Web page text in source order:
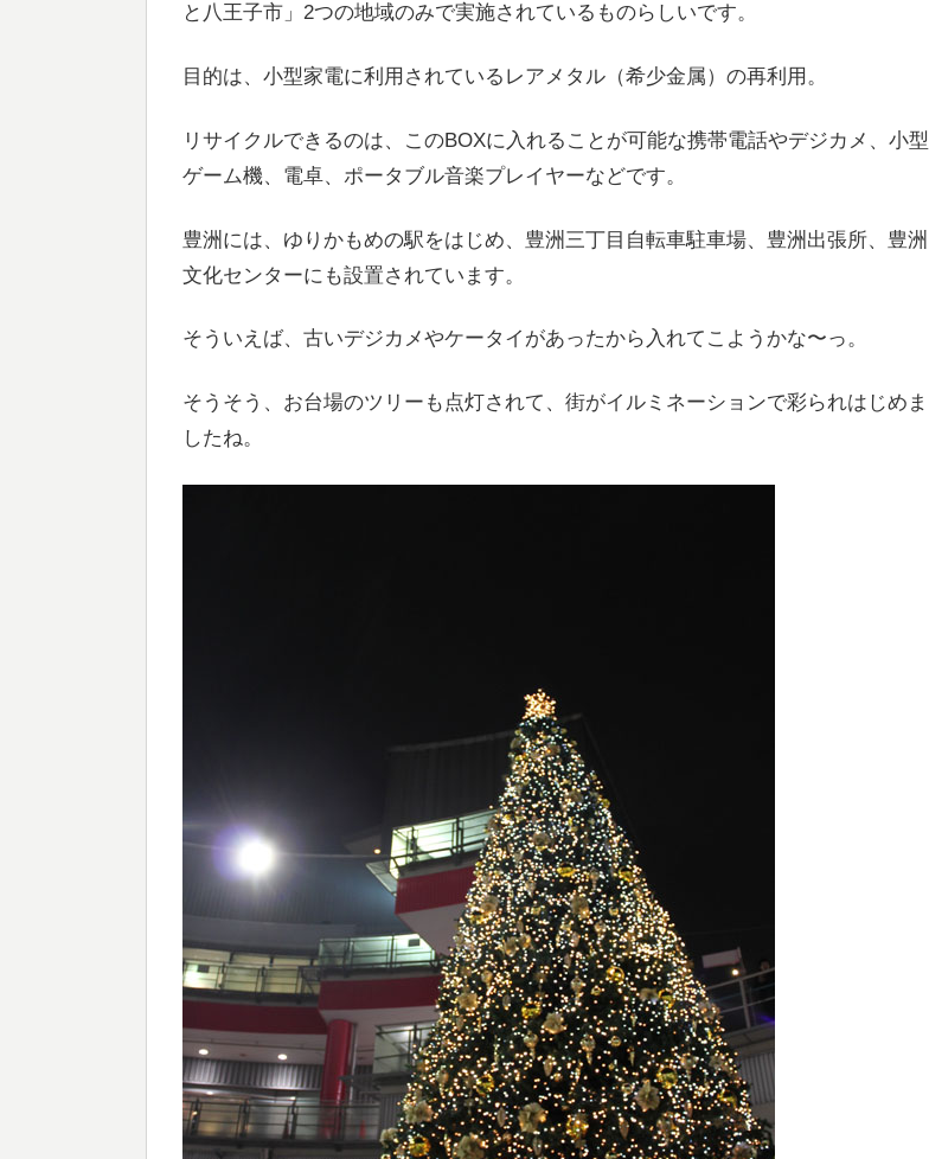
と八王子市」2つの地域のみで実施されているものらしいです。
目的は、小型家電に利用されているレアメタル（希少金属）の再利用。
リサイクルできるのは、このBOXに入れることが可能な携帯電話やデジカメ、小型
ゲーム機、電卓、ポータブル音楽プレイヤーなどです。
豊洲には、ゆりかもめの駅をはじめ、豊洲三丁目自転車駐車場、豊洲出張所、豊洲
文化センターにも設置されています。
そういえば、古いデジカメやケータイがあったから入れてこようかな〜っ。
そうそう、お台場のツリーも点灯されて、街がイルミネーションで彩られはじめま
したね。